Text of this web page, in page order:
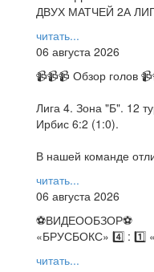
ДВУХ МАТЧЕЙ 2А
читать...
06 августа 2026
📹📹📹 Обзор голов
Лига 4. Зона "Б". 12
Ирбис 6:2 (1:0).
В нашей команде
читать...
06 августа 2026
⚽️ВИДЕООБЗОР⚽️
«БРУСБОКС» 4️⃣ : 1️⃣
читать...